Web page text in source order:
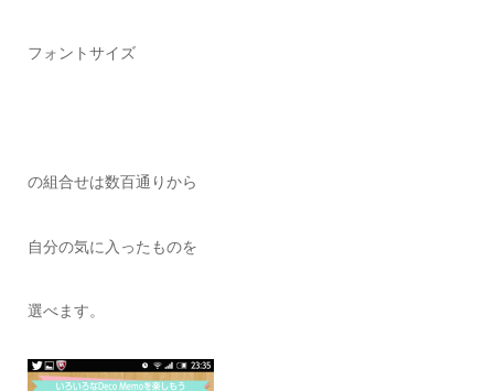
フォントサイズ
の組合せは数百通りから
自分の気に入ったものを
選べます。